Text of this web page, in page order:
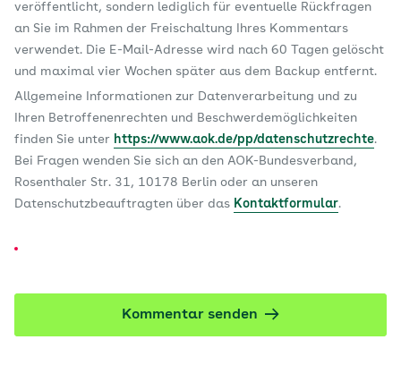
veröffentlicht, sondern lediglich für eventuelle Rückfragen
an Sie im Rahmen der Freischaltung Ihres Kommentars
verwendet. Die E-Mail-Adresse wird nach 60 Tagen gelöscht
und maximal vier Wochen später aus dem Backup entfernt.
Allgemeine Informationen zur Datenverarbeitung und zu
Ihren Betroffenenrechten und Beschwerdemöglichkeiten
finden Sie unter https://www.aok.de/pp/datenschutzrechte.
Bei Fragen wenden Sie sich an den AOK-Bundesverband,
Rosenthaler Str. 31, 10178 Berlin oder an unseren
Datenschutzbeauftragten über das Kontaktformular.
Kommentar senden